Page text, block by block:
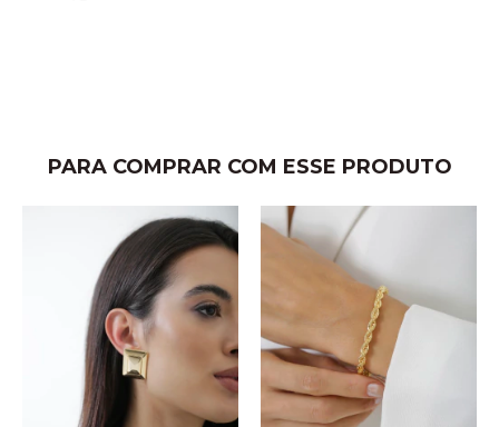
PARA COMPRAR COM ESSE PRODUTO